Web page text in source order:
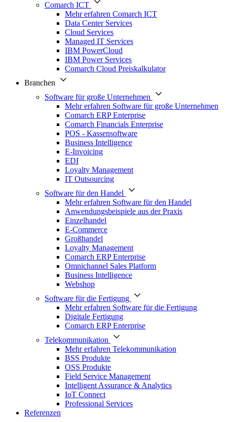
Comarch ICT
Mehr erfahren Comarch ICT
Data Center Services
Cloud Services
Managed IT Services
IBM PowerCloud
IBM Power Services
Comarch Cloud Preiskalkulator
Branchen
Software für große Unternehmen
Mehr erfahren Software für große Unternehmen
Comarch ERP Enterprise
Comarch Financials Enterprise
POS - Kassensoftware
Business Intelligence
E-Invoicing
EDI
Loyalty Management
IT Outsourcing
Software für den Handel
Mehr erfahren Software für den Handel
Anwendungsbeispiele aus der Praxis
Einzelhandel
E-Commerce
Großhandel
Loyalty Management
Comarch ERP Enterprise
Omnichannel Sales Platform
Business Intelligence
Webshop
Software für die Fertigung
Mehr erfahren Software für die Fertigung
Digitale Fertigung
Comarch ERP Enterprise
Telekommunikation
Mehr erfahren Telekommunikation
BSS Produkte
OSS Produkte
Field Service Management
Intelligent Assurance & Analytics
IoT Connect
Professional Services
Referenzen